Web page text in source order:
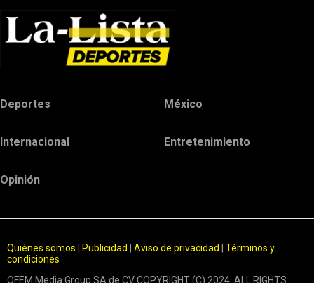
Deportes México
Internacional Entretenimiento
Opinión
Quiénes somos Publicidad Aviso de privacidad
Términos y
condiciones
OFEM Media Group SA de CV COPYRIGHT (C) 2024. ALL RIGHTS